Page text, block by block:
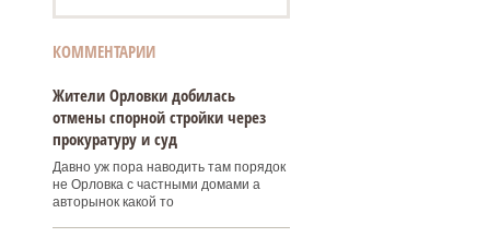
КОММЕНТАРИИ
Жители Орловки добилась
отмены спорной стройки через
прокуратуру и суд
Давно уж пора наводить там порядок
не Орловка с частными домами а
авторынок какой то